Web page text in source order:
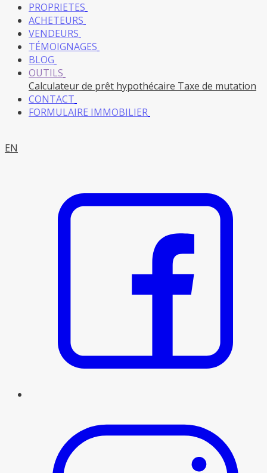
PROPRIETES
ACHETEURS
VENDEURS
TÉMOIGNAGES
BLOG
OUTILS
Calculateur de prêt hypothécaire Taxe de mutation
CONTACT
FORMULAIRE IMMOBILIER
EN